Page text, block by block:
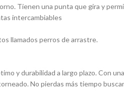
Tienen una punta que gira y
intercambiables
llamados perros de arrastre.
y durabilidad a largo plazo. Con
No pierdas más tiempo